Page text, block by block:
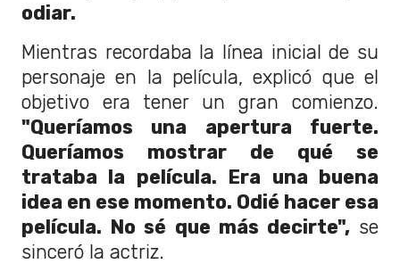
odiar.
Mientras recordaba la línea inicial de su
personaje en la película, explicó que el
objetivo era tener un gran comienzo.
"Queríamos una apertura fuerte.
Queríamos mostrar de qué se
trataba la película. Era una buena
idea en ese momento. Odié hacer esa
película. No sé que más decirte",se
sinceró la actriz.